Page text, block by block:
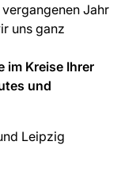
vergangenen Jahr
uns ganz
im Kreise Ihrer
und
Leipzig